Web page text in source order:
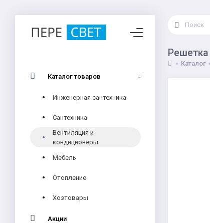
Каталог товаров
Инженерная сантехника
Сантехника
Вентиляция и
кондиционеры
Мебель
Отопление
Хозтовары
Акции
Каталог